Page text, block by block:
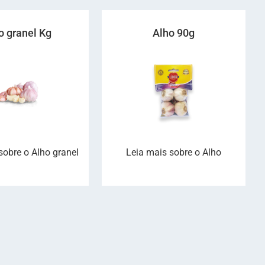
granel Kg
o Alho granel
Alho 90g
Leia mais sobre o Alho